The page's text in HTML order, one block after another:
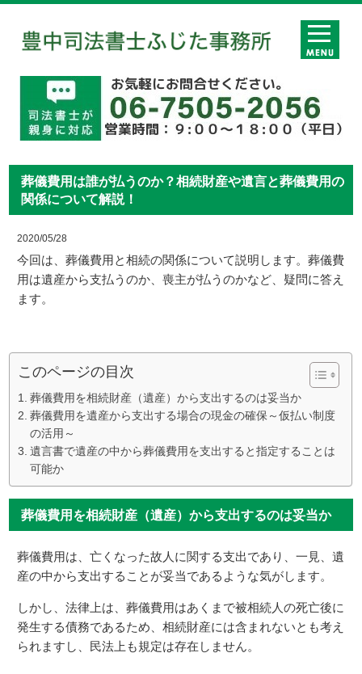
葬儀費用は誰が払うのか？相続財産や遺言と葬儀費用の
関係について解説！
2020/05/28
今回は、葬儀費用と相続の関係について説明します。葬儀費
用は遺産から支払うのか、喪主が払うのかなど、疑問に答え
ます。
このページの目次
葬儀費用を相続財産（遺産）から支出するのは妥当か
葬儀費用を遺産から支出する場合の現金の確保～仮払い制度
の活用～
遺言書で遺産の中から葬儀費用を支出すると指定することは
可能か
葬儀費用を相続財産（遺産）から支出するのは妥当か
葬儀費用は、亡くなった故人に関する支出であり、一見、遺
産の中から支出することが妥当であるような気がします。
しかし、法律上は、葬儀費用はあくまで被相続人の死亡後に
発生する債務であるため、相続財産には含まれないとも考え
られますし、民法上も規定は存在しません。